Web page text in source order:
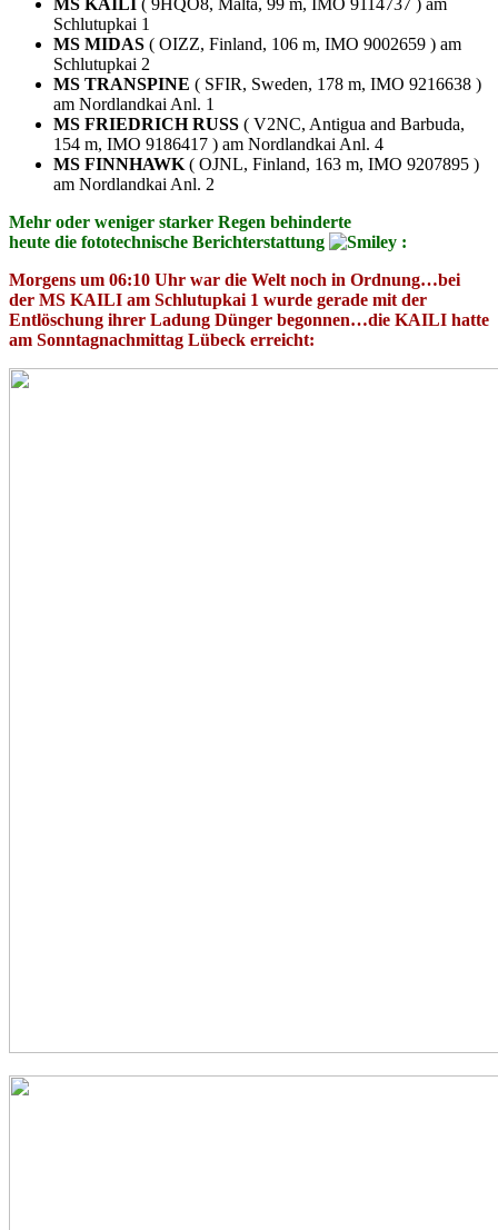
Schlutupkai 1
MS MIDAS ( OIZZ, Finland, 106 m, IMO 9002659 ) am
Schlutupkai 2
MS TRANSPINE ( SFIR, Sweden, 178 m, IMO 9216638 )
am Nordlandkai Anl. 1
MS FRIEDRICH RUSS ( V2NC, Antigua and Barbuda,
154 m, IMO 9186417 ) am Nordlandkai Anl. 4
MS FINNHAWK ( OJNL, Finland, 163 m, IMO 9207895 )
am Nordlandkai Anl. 2
Mehr oder weniger starker Regen behinderte
heute die fototechnische Berichterstattung
:
Morgens um 06:10 Uhr war die Welt noch in Ordnung…bei
der MS KAILI am Schlutupkai 1 wurde gerade mit der
Entlöschung ihrer Ladung Dünger begonnen…die KAILI hatte
am Sonntagnachmittag Lübeck erreicht: